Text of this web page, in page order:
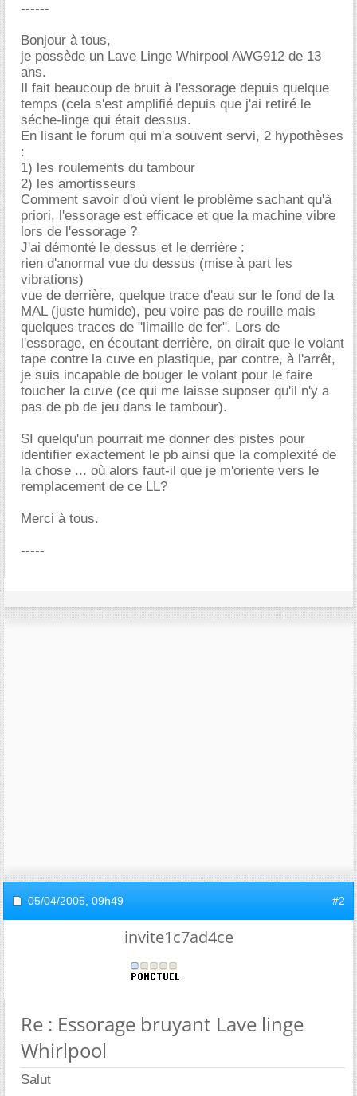
------
Bonjour à tous,
je possède un Lave Linge Whirpool AWG912 de 13
ans.
Il fait beaucoup de bruit à l'essorage depuis quelque
temps (cela s'est amplifié depuis que j'ai retiré le
séche-linge qui était dessus.
En lisant le forum qui m'a souvent servi, 2 hypothèses
:
1) les roulements du tambour
2) les amortisseurs
Comment savoir d'où vient le problème sachant qu'à
priori, l'essorage est efficace et que la machine vibre
lors de l'essorage ?
J'ai démonté le dessus et le derrière :
rien d'anormal vue du dessus (mise à part les
vibrations)
vue de derrière, quelque trace d'eau sur le fond de la
MAL (juste humide), peu voire pas de rouille mais
quelques traces de "limaille de fer". Lors de
l'essorage, en écoutant derrière, on dirait que le volant
tape contre la cuve en plastique, par contre, à l'arrêt,
je suis incapable de bouger le volant pour le faire
toucher la cuve (ce qui me laisse suposer qu'il n'y a
pas de pb de jeu dans le tambour).
SI quelqu'un pourrait me donner des pistes pour
identifier exactement le pb ainsi que la complexité de
la chose ... où alors faut-il que je m'oriente vers le
remplacement de ce LL?
Merci à tous.
-----
05/04/2005, 09h49 #2
invite1c7ad4ce
Re : Essorage bruyant Lave linge
Whirlpool
Salut